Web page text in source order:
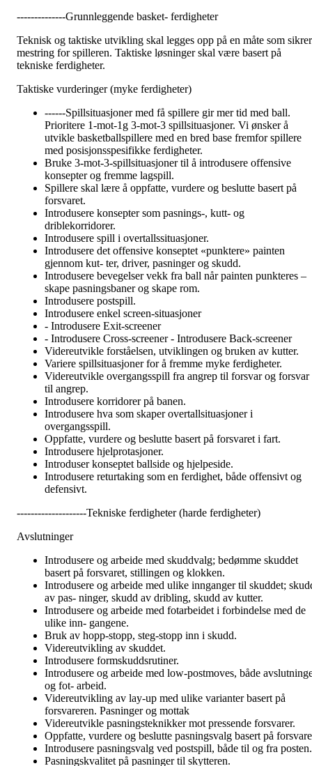
--------------Grunnleggende basket- ferdigheter
Teknisk og taktiske utvikling skal legges opp på en måte som sikrer
mestring for spilleren. Taktiske løsninger skal være basert på
tekniske ferdigheter.
Taktiske vurderinger (myke ferdigheter)
------Spillsituasjoner med få spillere gir mer tid med ball.
Prioritere 1-mot-1g 3-mot-3 spillsituasjoner. Vi ønsker å
utvikle basketballspillere med en bred base fremfor spillere
med posisjonsspesifikke ferdigheter.
Bruke 3-mot-3-spillsituasjoner til å introdusere offensive
konsepter og fremme lagspill.
Spillere skal lære å oppfatte, vurdere og beslutte basert på
forsvaret.
Introdusere konsepter som pasnings-, kutt- og
driblekorridorer.
Introdusere spill i overtallssituasjoner.
Introdusere det offensive konseptet «punktere» painten
gjennom kut- ter, driver, pasninger og skudd.
Introdusere bevegelser vekk fra ball når painten punkteres –
skape pasningsbaner og skape rom.
Introdusere postspill.
Introdusere enkel screen-situasjoner
- Introdusere Exit-screener
- Introdusere Cross-screener - Introdusere Back-screener
Videreutvikle forståelsen, utviklingen og bruken av kutter.
Variere spillsituasjoner for å fremme myke ferdigheter.
Videreutvikle overgangsspill fra angrep til forsvar og forsvar
til angrep.
Introdusere korridorer på banen.
Introdusere hva som skaper overtallsituasjoner i
overgangsspill.
Oppfatte, vurdere og beslutte basert på forsvaret i fart.
Introdusere hjelprotasjoner.
Introduser konseptet ballside og hjelpeside.
Introdusere returtaking som en ferdighet, både offensivt og
defensivt.
--------------------Tekniske ferdigheter (harde ferdigheter)
Avslutninger
Introdusere og arbeide med skuddvalg; bedømme skuddet
basert på forsvaret, stillingen og klokken.
Introdusere og arbeide med ulike innganger til skuddet;
av pas- ninger, skudd av dribling, skudd av kutter.
Introdusere og arbeide med fotarbeidet i forbindelse med de
ulike inn- gangene.
Bruk av hopp-stopp, steg-stopp inn i skudd.
Videreutvikling av skuddet.
Introdusere formskuddsrutiner.
Introdusere og arbeide med low-postmoves, både
og fot- arbeid.
Videreutvikling av lay-up med ulike varianter basert på
forsvareren. Pasninger og mottak
Videreutvikle pasningsteknikker mot pressende forsvarer.
Oppfatte, vurdere og beslutte pasningsvalg basert på
Introdusere pasningsvalg ved postspill, både til og fra posten.
Pasningskvalitet på pasninger til skytteren.